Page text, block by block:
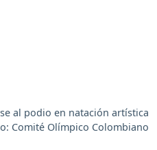
al podio en natación artística
Comité Olímpico Colombiano